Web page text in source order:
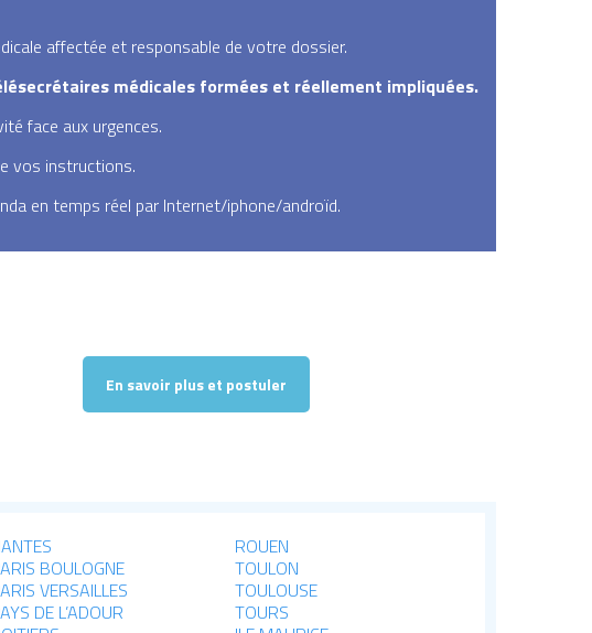
affectée et responsable de votre dossier.
médicales formées et réellement impliquées.
face aux urgences.
vos instructions.
en temps réel par Internet/iphone/androïd.
En savoir plus et postuler
BOULOGNE
VERSAILLES
DE L’ADOUR
ROUEN
TOULON
TOULOUSE
TOURS